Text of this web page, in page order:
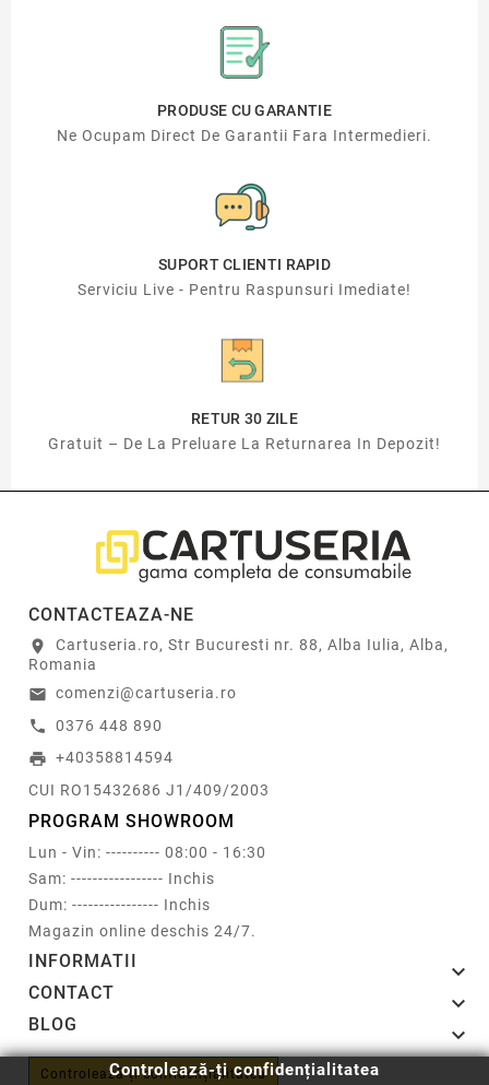
PRODUSE CU GARANTIE
Ne Ocupam Direct De Garantii Fara Intermedieri.
SUPORT CLIENTI RAPID
Serviciu Live - Pentru Raspunsuri Imediate!
RETUR 30 ZILE
Gratuit – De La Preluare La Returnarea In Depozit!
CONTACTEAZA-NE
location_on
Cartuseria.ro, Str Bucuresti nr. 88, Alba Iulia, Alba,
Romania
email comenzi@cartuseria.ro
call 0376 448 890
print +40358814594
CUI RO15432686 J1/409/2003
PROGRAM SHOWROOM
Lun - Vin: ---------- 08:00 - 16:30
Sam: ----------------- Inchis
Dum: ---------------- Inchis
Magazin online deschis 24/7.
INFORMATII 
CONTACT 
BLOG 
Controlează-ți confidențialitatea
Controlează-ți confidențialitatea